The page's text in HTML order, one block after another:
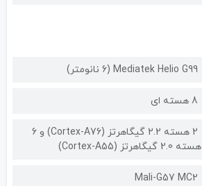
Mediatek Helio G99 (6 نانومتر)
8 هسته ای
2 هسته 2.2 گیگاهرتز (Cortex-A76) و 6
هسته 2.0 گیگاهرتز (Cortex-A55)
Mali-G57 MC2